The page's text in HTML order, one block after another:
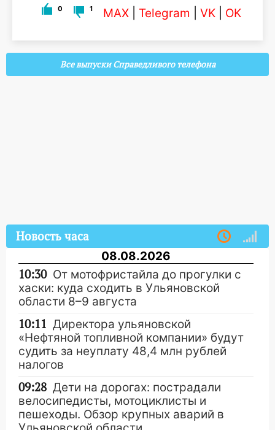
0 1 MAX Telegram VK OK
Все выпуски Справедливого телефона
Новость часа
08.08.2026
10:30 От мотофристайла до прогулки с
хаски: куда сходить в Ульяновской
области 8–9 августа
10:11 Директора ульяновской
«Нефтяной топливной компании» будут
судить за неуплату 48,4 млн рублей
налогов
09:28 Дети на дорогах: пострадали
велосипедисты, мотоциклисты и
пешеходы. Обзор крупных аварий в